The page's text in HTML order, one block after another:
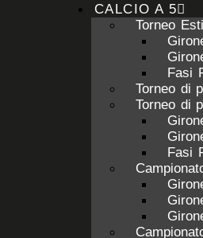
CALCIO A 5
Torneo
Fasi
Torneo di
Torneo di
Fasi